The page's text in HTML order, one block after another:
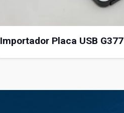
Importador Placa USB G377